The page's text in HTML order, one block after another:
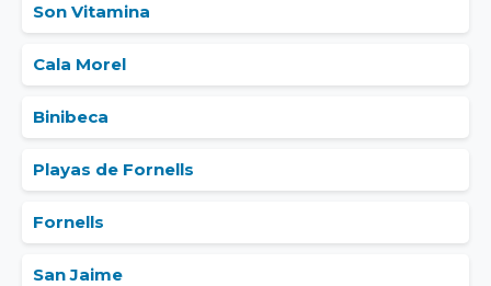
Son Vitamina
Cala Morel
Binibeca
Playas de Fornells
Fornells
San Jaime